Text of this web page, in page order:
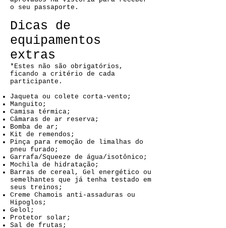
o seu passaporte.
Dicas de
equipamentos
extras
*Estes não são obrigatórios,
ficando a critério de cada
participante.
Jaqueta ou colete corta-vento;
Manguito;
Camisa térmica;
Câmaras de ar reserva;
Bomba de ar;
Kit de remendos;
Pinça para remoção de limalhas do
pneu furado;
Garrafa/Squeeze de água/isotônico;
Mochila de hidratação;
Barras de cereal, Gel energético ou
semelhantes que já tenha testado em
seus treinos;
Creme Chamois anti-assaduras ou
Hipoglos;
Gelol;
Protetor solar;
Sal de frutas;